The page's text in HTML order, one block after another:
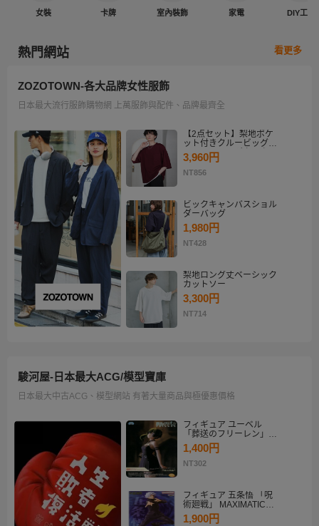
女裝 卡牌 室內裝飾 家電 DIY工具
熱門網站 看更多
ZOZOTOWN-各大品牌女性服飾
日本最大流行服飾購物網 上萬服飾與配件、品牌最齊全
【2点セット】梨地ポケ
ット付きクルービッグT
シャツ＆ロングタンクト
ップアンサンブルセット
3,960円
NT856
ビックキャンバスショル
ダーバッグ
1,980円
NT428
梨地ロング丈ベーシック
カットソー
3,300円
NT714
駿河屋-日本最大ACG/模型寶庫
日本最大中古ACG、模型網站 有著大量商品與極優惠價格
フィギュア ユーベル
「葬送のフリーレン」
Desktop×Decorate
Collection“ユーベル”
1,400円
NT302
フィギュア 五条悟 「呪
術廻戦」 MAXIMATIC
SATORU GOJO
1,900円